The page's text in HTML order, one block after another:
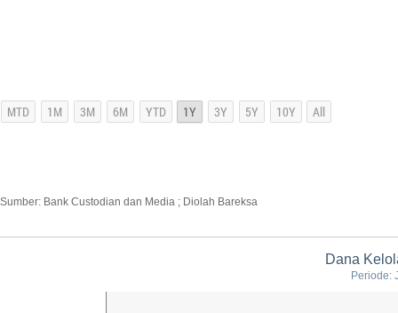
Sumber: Bank Custodian dan Media ; Diolah Bareksa
Dana
Periode: